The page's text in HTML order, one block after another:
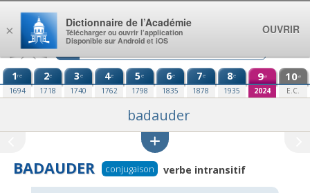
Aller au contenu
1re
1694
2e
1718
3e
1740
4e
1762
5e
1798
6e
1835
7e
1878
8e
1935
9e
2024
10e
E.C.
badauder
BADAUDER conjugaison verbe intransitif
×
Dictionnaire de l’Académie
Télécharger ou ouvrir l’application
Disponible sur Android et iOS
OUVRIR